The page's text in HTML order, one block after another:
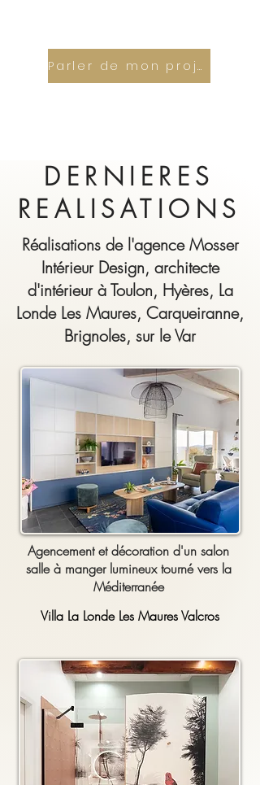
Parler de mon projet
DERNIERES
REALISATIONS
Agencement et décoration d'un salon
salle à manger lumineux tourné vers la
Méditerranée
Réalisations de l'agence Mosser
Intérieur Design, architecte
d'intérieur à Toulon, Hyères, La
Londe Les Maures, Carqueiranne,
Brignoles, sur le Var
Villa La Londe Les Maures Valcros